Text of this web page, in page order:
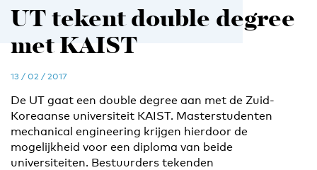
UT tekent double degree
met KAIST
13 / 02 / 2017
De UT gaat een double degree aan met de Zuid-
Koreaanse universiteit KAIST. Masterstudenten
mechanical engineering krijgen hierdoor de
mogelijkheid voor een diploma van beide
universiteiten. Bestuurders tekenden